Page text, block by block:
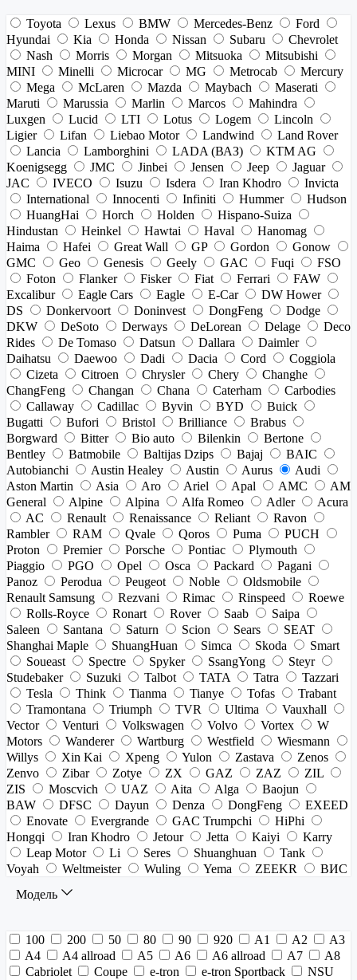
Toyota Lexus BMW Mercedes-Benz
Ford
Hyundai
Kia Honda Nissan Subaru
Chevrolet
Nash
Morris Morgan Mitsuoka
Mitsubishi
MINI
Minelli Microcar MG Metrocab
Mercury
Mega
McLaren Mazda Maybach
Maserati
Maruti
Marussia Marlin Marcos
Mahindra
Luxgen
Lucid LTI Lotus Logem
Lincoln
Ligier
Lifan Liebao Motor Landwind
Land Rover
Lancia
Lamborghini LADA (ВАЗ)
KTM AG
Koenigsegg
JMC Jinbei Jensen Jeep
Jaguar
JAC
IVECO Isuzu Isdera Iran Khodro
Invicta
International
Innocenti Infiniti Hummer
Hudson
HuangHai
Horch Holden
Hispano-Suiza
Hindustan
Heinkel Hawtai Haval
Hanomag
Haima
Hafei Great Wall GP Gordon
Gonow
GMC
Geo Genesis Geely GAC Fuqi
FSO
Foton
Flanker Fisker Fiat Ferrari
FAW
Excalibur
Eagle Cars Eagle E-Car
DW Hower
DS
Donkervoort Doninvest DongFeng
Dodge
DKW
DeSoto Derways DeLorean Delage
Deco
Rides
De Tomaso Datsun Dallara
Daimler
Daihatsu
Daewoo Dadi Dacia Cord
Coggiola
Cizeta
Citroen Chrysler Chery
Changhe
ChangFeng
Changan Chana Caterham
Carbodies
Callaway
Cadillac Byvin BYD
Buick
Bugatti
Bufori Bristol Brilliance
Brabus
Borgward
Bitter Bio auto Bilenkin
Bertone
Bentley
Batmobile Baltijas Dzips Bajaj
BAIC
Autobianchi
Austin Healey Austin Aurus
Audi
Aston Martin
Asia Aro Ariel Apal AMC
AM
General
Alpine Alpina Alfa Romeo Adler
Acura
AC
Renault Renaissance Reliant
Ravon
Rambler
RAM Qvale Qoros Puma
PUCH
Proton
Premier Porsche Pontiac
Plymouth
Piaggio
PGO Opel Osca Packard
Pagani
Panoz
Perodua Peugeot Noble
Oldsmobile
Renault Samsung
Rezvani Rimac Rinspeed
Roewe
Rolls-Royce
Ronart Rover Saab
Saipa
Saleen
Santana Saturn Scion Sears
SEAT
Shanghai Maple
ShuangHuan Simca Skoda
Smart
Soueast
Spectre Spyker SsangYong
Steyr
Studebaker
Suzuki Talbot TATA Tatra
Tazzari
Tesla
Think Tianma Tianye Tofas
Trabant
Tramontana
Triumph TVR Ultima
Vauxhall
Vector
Venturi Volkswagen Volvo Vortex
W
Motors
Wanderer Wartburg Westfield
Wiesmann
Willys
Xin Kai Xpeng Yulon Zastava
Zenos
Zenvo
Zibar Zotye ZX GAZ ZAZ
ZIL
ZIS
Moscvich UAZ Aita Alga
Baojun
BAW
DFSC Dayun Denza DongFeng
EXEED
Enovate
Evergrande GAC Trumpchi
HiPhi
Hongqi
Iran Khodro Jetour Jetta Kaiyi
Karry
Leap Motor
Li Seres Shuanghuan
Tank
Voyah
Weltmeister Wuling Yema ZEEKR
ВИС
Модель
100 200 50 80 90 920 A1 A2
A3
A4
A4 allroad A5 A6 A6 allroad A7
A8
Cabriolet
Coupe e-tron e-tron Sportback
NSU